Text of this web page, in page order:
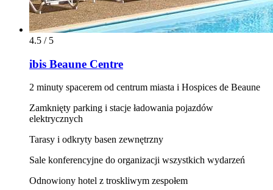
4.5 / 5
ibis Beaune Centre
2 minuty spacerem od centrum miasta i Hospices de Beaune
Zamknięty parking i stacje ładowania pojazdów
elektrycznych
Tarasy i odkryty basen zewnętrzny
Sale konferencyjne do organizacji wszystkich wydarzeń
Odnowiony hotel z troskliwym zespołem